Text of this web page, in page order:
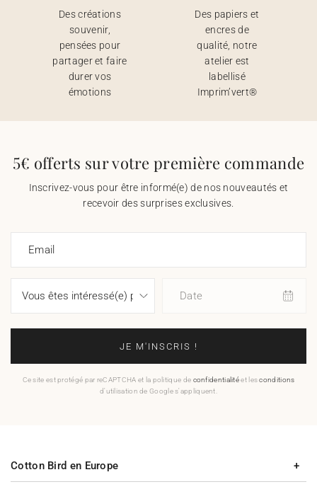
Des créations
souvenir,
pensées pour
partager et faire
durer vos
émotions
Des papiers et
encres de
qualité, notre
atelier est
labellisé
Imprim’vert®
5€ offerts sur votre première commande
Inscrivez-vous pour être informé(e) de nos nouveautés et
recevoir des surprises exclusives.
Email
Date
JE M'INSCRIS !
Ce site est protégé par reCAPTCHA et la politique de confidentialitéet lesconditions
d'utilisation de Google s'appliquent.
Cotton Bird en Europe